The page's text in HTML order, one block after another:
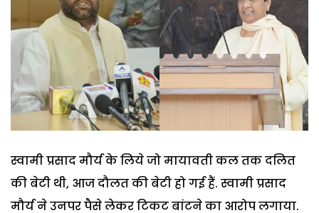
स्वामी प्रसाद मौर्य के लिये जो मायावती कल तक दलित
की बेटी थी, आज दौलत की बेटी हो गई हैं. स्वामी प्रसाद
मौर्य ने उनपर पैसे लेकर टिकट बांटने का आरोप लगाया.